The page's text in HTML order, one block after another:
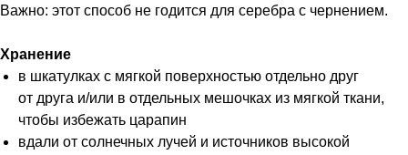
Важно: этот способ не годится для серебра с чернением.
Хранение
в шкатулках с мягкой поверхностью отдельно друг
от друга и/или в отдельных мешочках из мягкой ткани,
чтобы избежать царапин
вдали от солнечных лучей и источников высокой